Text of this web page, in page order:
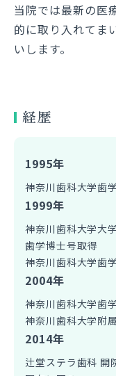
当院では最新の医
的に取り入れてま
いします。
経歴
1995年
神奈川歯科大学歯
1999年
神奈川歯科大学大
歯学博士号取得
神奈川歯科大学歯
2004年
神奈川歯科大学歯
神奈川歯科大学附
2014年
辻堂ステラ歯科 開